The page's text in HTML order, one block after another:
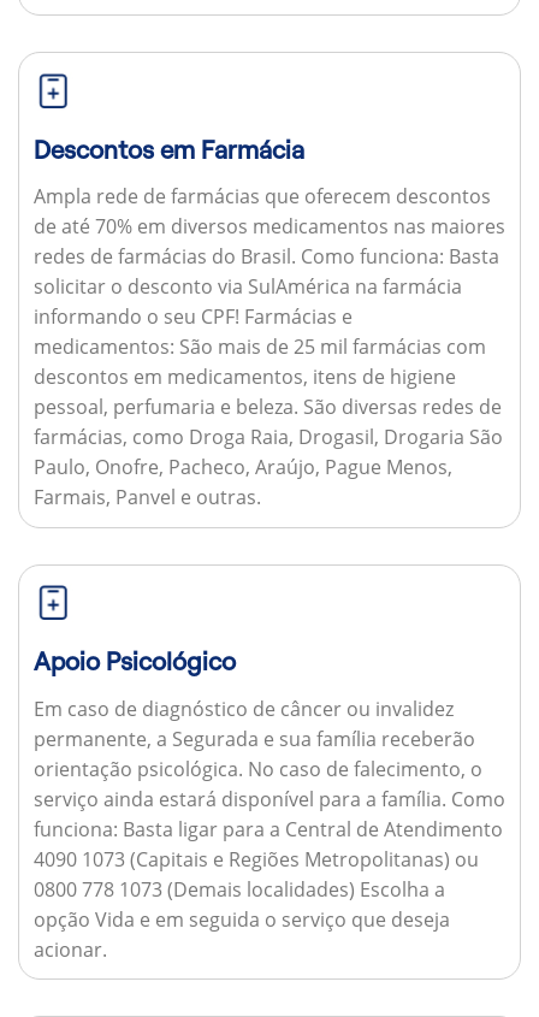
Descontos em Farmácia
Ampla rede de farmácias que oferecem descontos
de até 70% em diversos medicamentos nas maiores
redes de farmácias do Brasil. Como funciona: Basta
solicitar o desconto via SulAmérica na farmácia
informando o seu CPF! Farmácias e
medicamentos: São mais de 25 mil farmácias com
descontos em medicamentos, itens de higiene
pessoal, perfumaria e beleza. São diversas redes de
farmácias, como Droga Raia, Drogasil, Drogaria São
Paulo, Onofre, Pacheco, Araújo, Pague Menos,
Farmais, Panvel e outras.
Apoio Psicológico
Em caso de diagnóstico de câncer ou invalidez
permanente, a Segurada e sua família receberão
orientação psicológica. No caso de falecimento, o
serviço ainda estará disponível para a família. Como
funciona: Basta ligar para a Central de Atendimento
4090 1073 (Capitais e Regiões Metropolitanas) ou
0800 778 1073 (Demais localidades) Escolha a
opção Vida e em seguida o serviço que deseja
acionar.